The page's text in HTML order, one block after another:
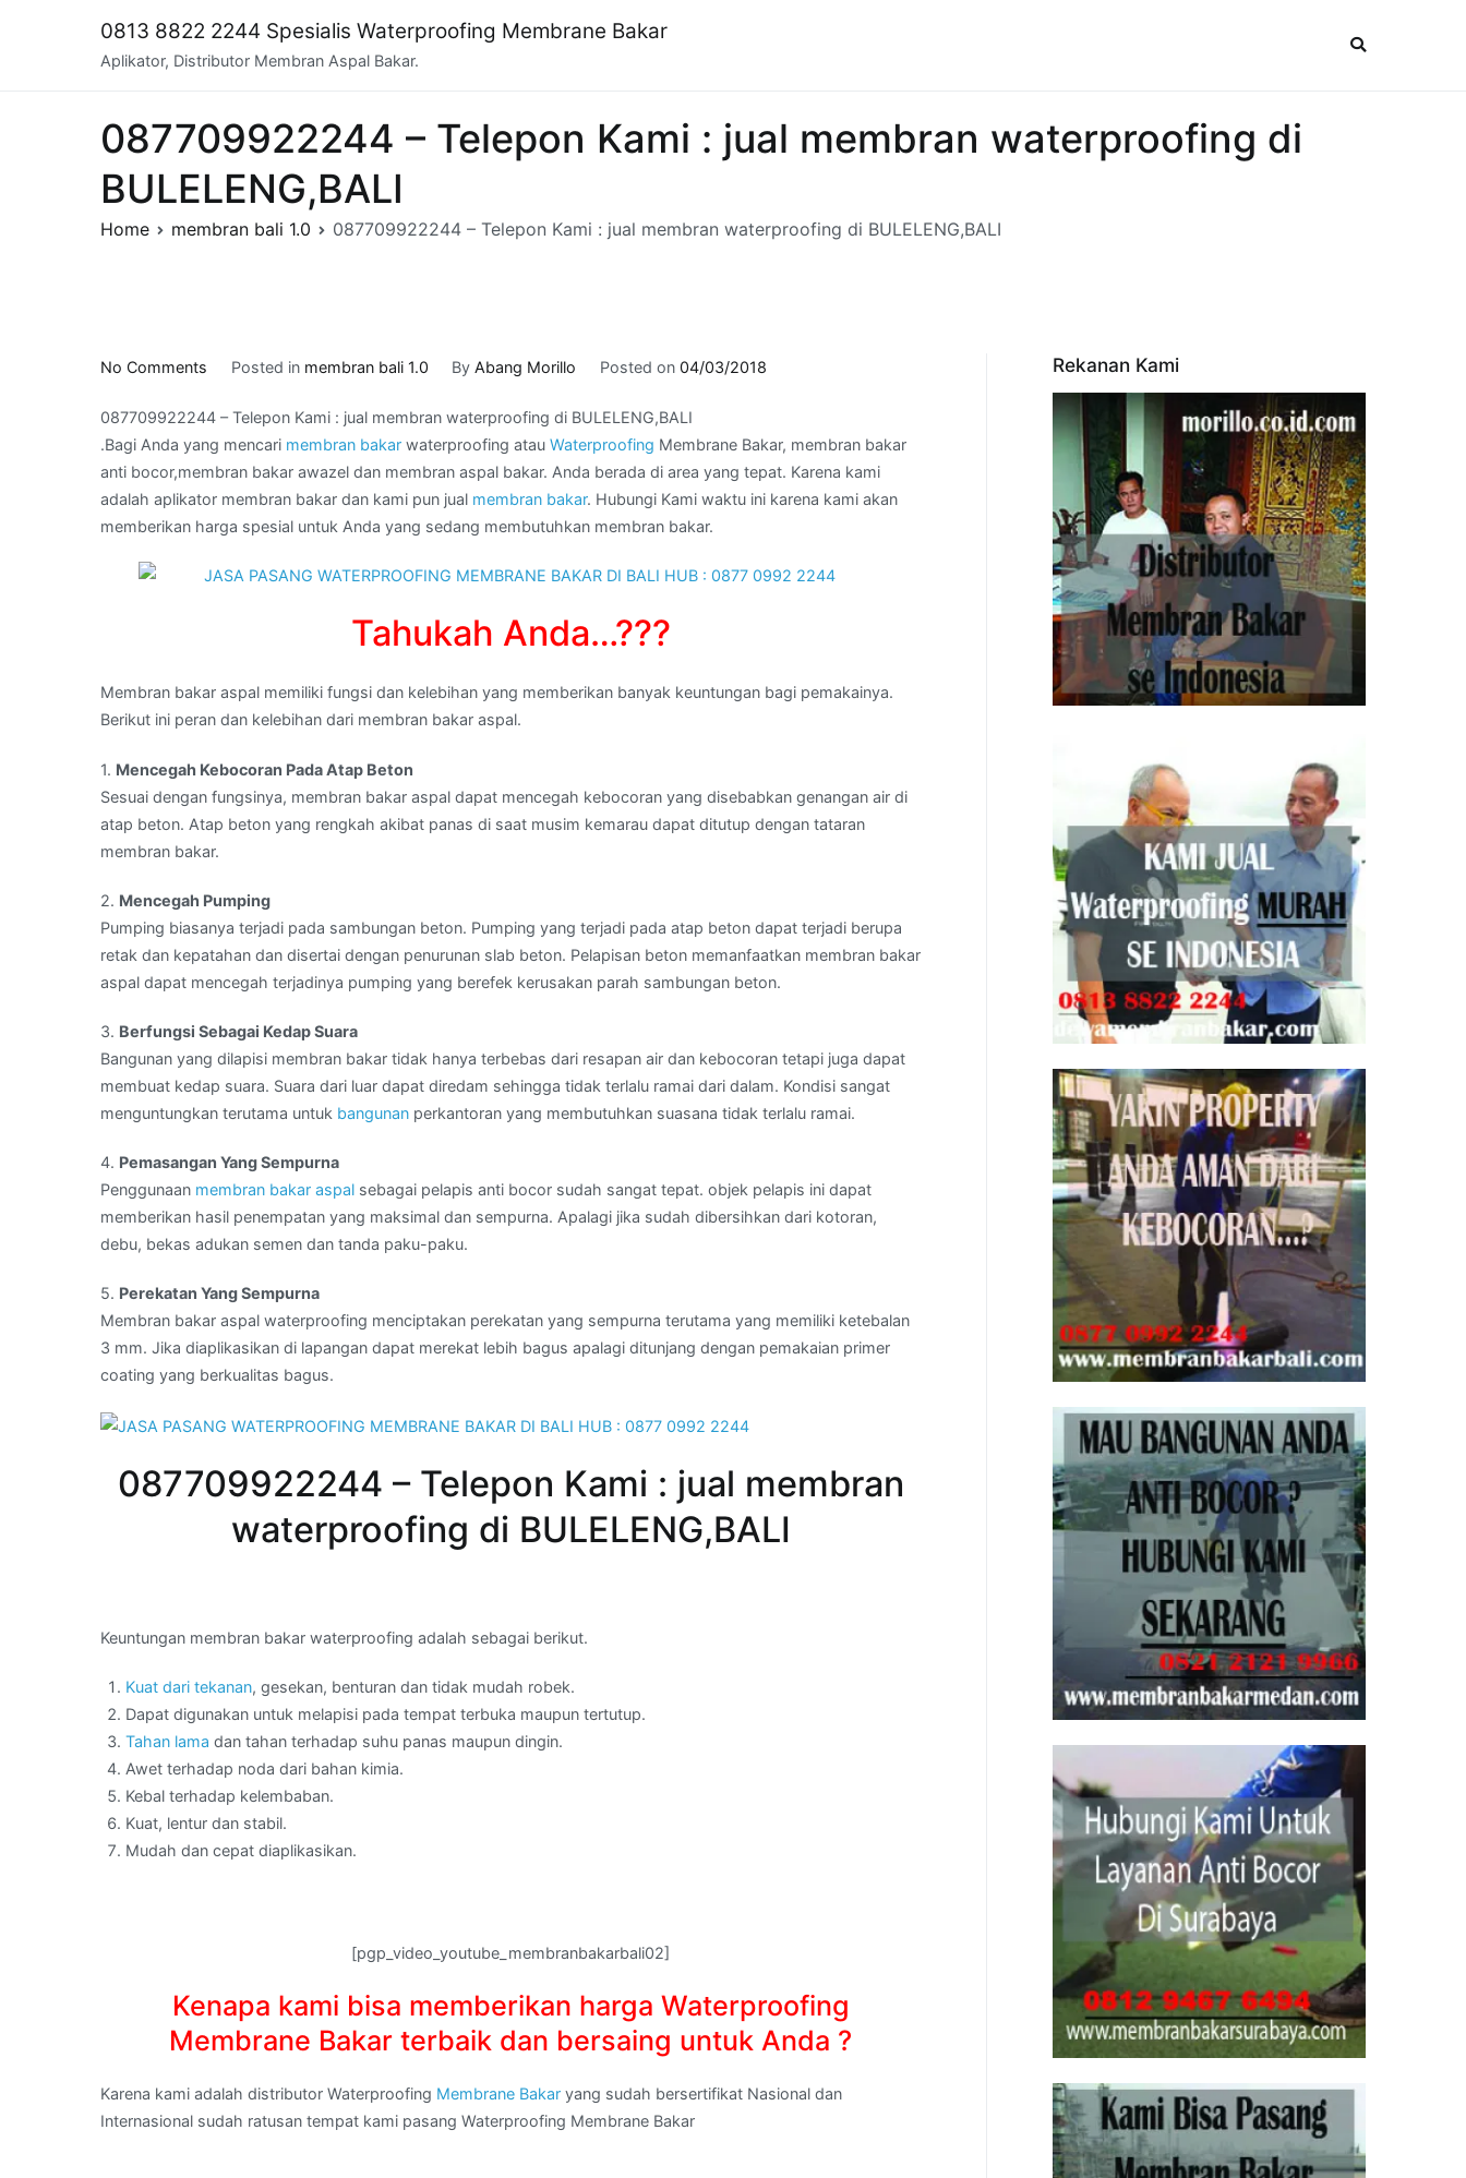
0813 8822 2244 Spesialis Waterproofing Membrane Bakar
Aplikator, Distributor Membran Aspal Bakar.
087709922244 – Telepon Kami : jual membran waterproofing di
BULELENG,BALI
Home membran bali 1.0 087709922244 – Telepon Kami : jual membran waterproofing di BULELENG,BALI
No Comments
–
Telepon
Kami
:
jual
waterproofing
Posted in membran bali 1.0 ByAbang Morillo Posted on 04/03/2018
087709922244 – Telepon Kami : jual membran waterproofing di BULELENG,BALI
.Bagi Anda yang mencari membran bakar waterproofing atau Waterproofing Membrane Bakar, membran bakar
anti bocor,membran bakar awazel dan membran aspal bakar. Anda berada di area yang tepat. Karena kami
adalah aplikator membran bakar dan kami pun jual membran bakar. Hubungi Kami waktu ini karena kami akan
memberikan harga spesial untuk Anda yang sedang membutuhkan membran bakar.
Tahukah Anda…???
Membran bakar aspal memiliki fungsi dan kelebihan yang memberikan banyak keuntungan bagi pemakainya.
Berikut ini peran dan kelebihan dari membran bakar aspal.
1. Mencegah Kebocoran Pada Atap Beton
Sesuai dengan fungsinya, membran bakar aspal dapat mencegah kebocoran yang disebabkan genangan air di
atap beton. Atap beton yang rengkah akibat panas di saat musim kemarau dapat ditutup dengan tataran
membran bakar.
2. Mencegah Pumping
Pumping biasanya terjadi pada sambungan beton. Pumping yang terjadi pada atap beton dapat terjadi berupa
retak dan kepatahan dan disertai dengan penurunan slab beton. Pelapisan beton memanfaatkan membran bakar
aspal dapat mencegah terjadinya pumping yang berefek kerusakan parah sambungan beton.
3. Berfungsi Sebagai Kedap Suara
Bangunan yang dilapisi membran bakar tidak hanya terbebas dari resapan air dan kebocoran tetapi juga dapat
membuat kedap suara. Suara dari luar dapat diredam sehingga tidak terlalu ramai dari dalam. Kondisi sangat
menguntungkan terutama untuk bangunan perkantoran yang membutuhkan suasana tidak terlalu ramai.
4. Pemasangan Yang Sempurna
Penggunaan membran bakar aspal sebagai pelapis anti bocor sudah sangat tepat. objek pelapis ini dapat
memberikan hasil penempatan yang maksimal dan sempurna. Apalagi jika sudah dibersihkan dari kotoran,
debu, bekas adukan semen dan tanda paku-paku.
5. Perekatan Yang Sempurna
Membran bakar aspal waterproofing menciptakan perekatan yang sempurna terutama yang memiliki ketebalan
3 mm. Jika diaplikasikan di lapangan dapat merekat lebih bagus apalagi ditunjang dengan pemakaian primer
coating yang berkualitas bagus.
087709922244 – Telepon Kami : jual membran
waterproofing di BULELENG,BALI
Keuntungan membran bakar waterproofing adalah sebagai berikut.
Kuat dari tekanan, gesekan, benturan dan tidak mudah robek.
Dapat digunakan untuk melapisi pada tempat terbuka maupun tertutup.
Tahan lama dan tahan terhadap suhu panas maupun dingin.
Awet terhadap noda dari bahan kimia.
Kebal terhadap kelembaban.
Kuat, lentur dan stabil.
Mudah dan cepat diaplikasikan.
[pgp_video_youtube_membranbakarbali02]
Kenapa kami bisa memberikan harga Waterproofing
Membrane Bakar terbaik dan bersaing untuk Anda ?
Karena kami adalah distributor Waterproofing Membrane Bakar yang sudah bersertifikat Nasional dan
Internasional sudah ratusan tempat kami pasang Waterproofing Membrane Bakar
Rekanan Kami